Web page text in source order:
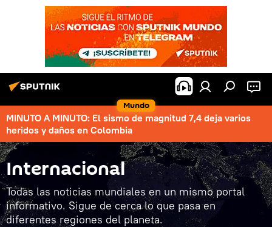
Mundo
MINUTO A MINUTO: El sismo de magnitud 7,4 deja varios
heridos y daños en Colombia
Internacional
Todas las noticias mundiales en un mismo portal
informativo. Sigue de cerca lo que pasa en
diferentes regiones del planeta.